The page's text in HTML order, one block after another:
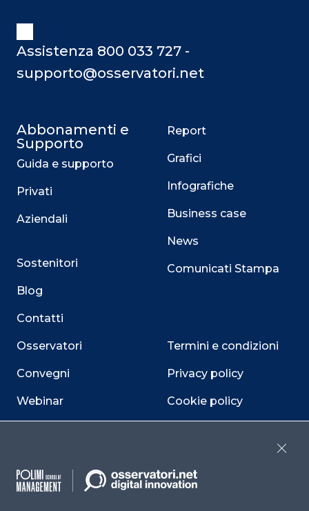
Assistenza 800 033 727 -
supporto@osservatori.net
Abbonamenti e
Supporto
Guida e supporto
Privati
Aziendali
Sostenitori
Blog
Contatti
Osservatori
Convegni
Webinar
Report
Grafici
Infografiche
Business case
News
Comunicati Stampa
Termini e condizioni
Privacy policy
Cookie policy
accessibilità